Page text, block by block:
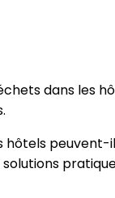
dans les
hôtels peuvent-